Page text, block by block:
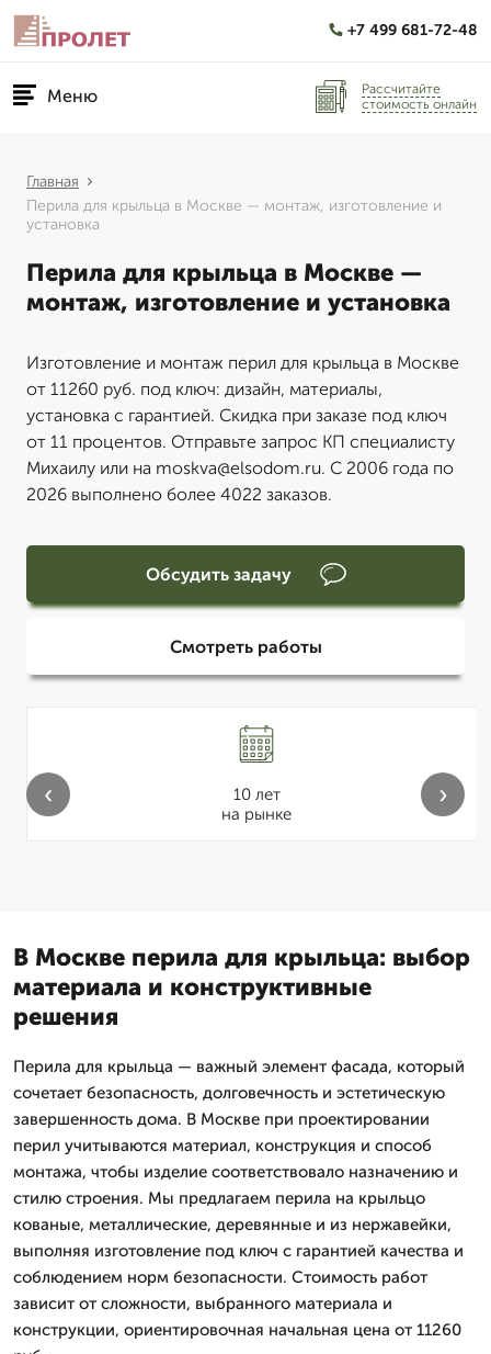
+7 499 681-72-48
Меню
Рассчитайте
стоимость онлайн
Главная
Перила для крыльца в Москве — монтаж, изготовление и
установка
Перила для крыльца в Москве —
монтаж, изготовление и установка
Изготовление и монтаж перил для крыльца в Москве
от 11260 руб. под ключ: дизайн, материалы,
установка с гарантией. Скидка при заказе под ключ
от 11 процентов. Отправьте запрос КП специалисту
Михаилу или на moskva@elsodom.ru. С 2006 года по
2026 выполнено более 4022 заказов.
Обсудить задачу
Смотреть работы
10 лет
на рынке
‹ ›
В Москве перила для крыльца: выбор
материала и конструктивные
решения
Перила для крыльца — важный элемент фасада, который
сочетает безопасность, долговечность и эстетическую
завершенность дома. В Москве при проектировании
перил учитываются материал, конструкция и способ
монтажа, чтобы изделие соответствовало назначению и
стилю строения. Мы предлагаем перила на крыльцо
кованые, металлические, деревянные и из нержавейки,
выполняя изготовление под ключ с гарантией качества и
соблюдением норм безопасности. Стоимость работ
зависит от сложности, выбранного материала и
конструкции, ориентировочная начальная цена от 11260